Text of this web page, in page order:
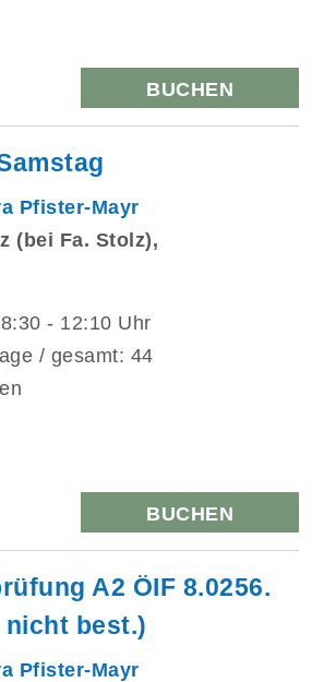
BUCHEN
Pfister-Mayr
(bei Fa. Stolz),
- 12:10 Uhr
/ gesamt: 44
BUCHEN
A2 ÖIF 8.0256.
nicht best.)
Pfister-Mayr